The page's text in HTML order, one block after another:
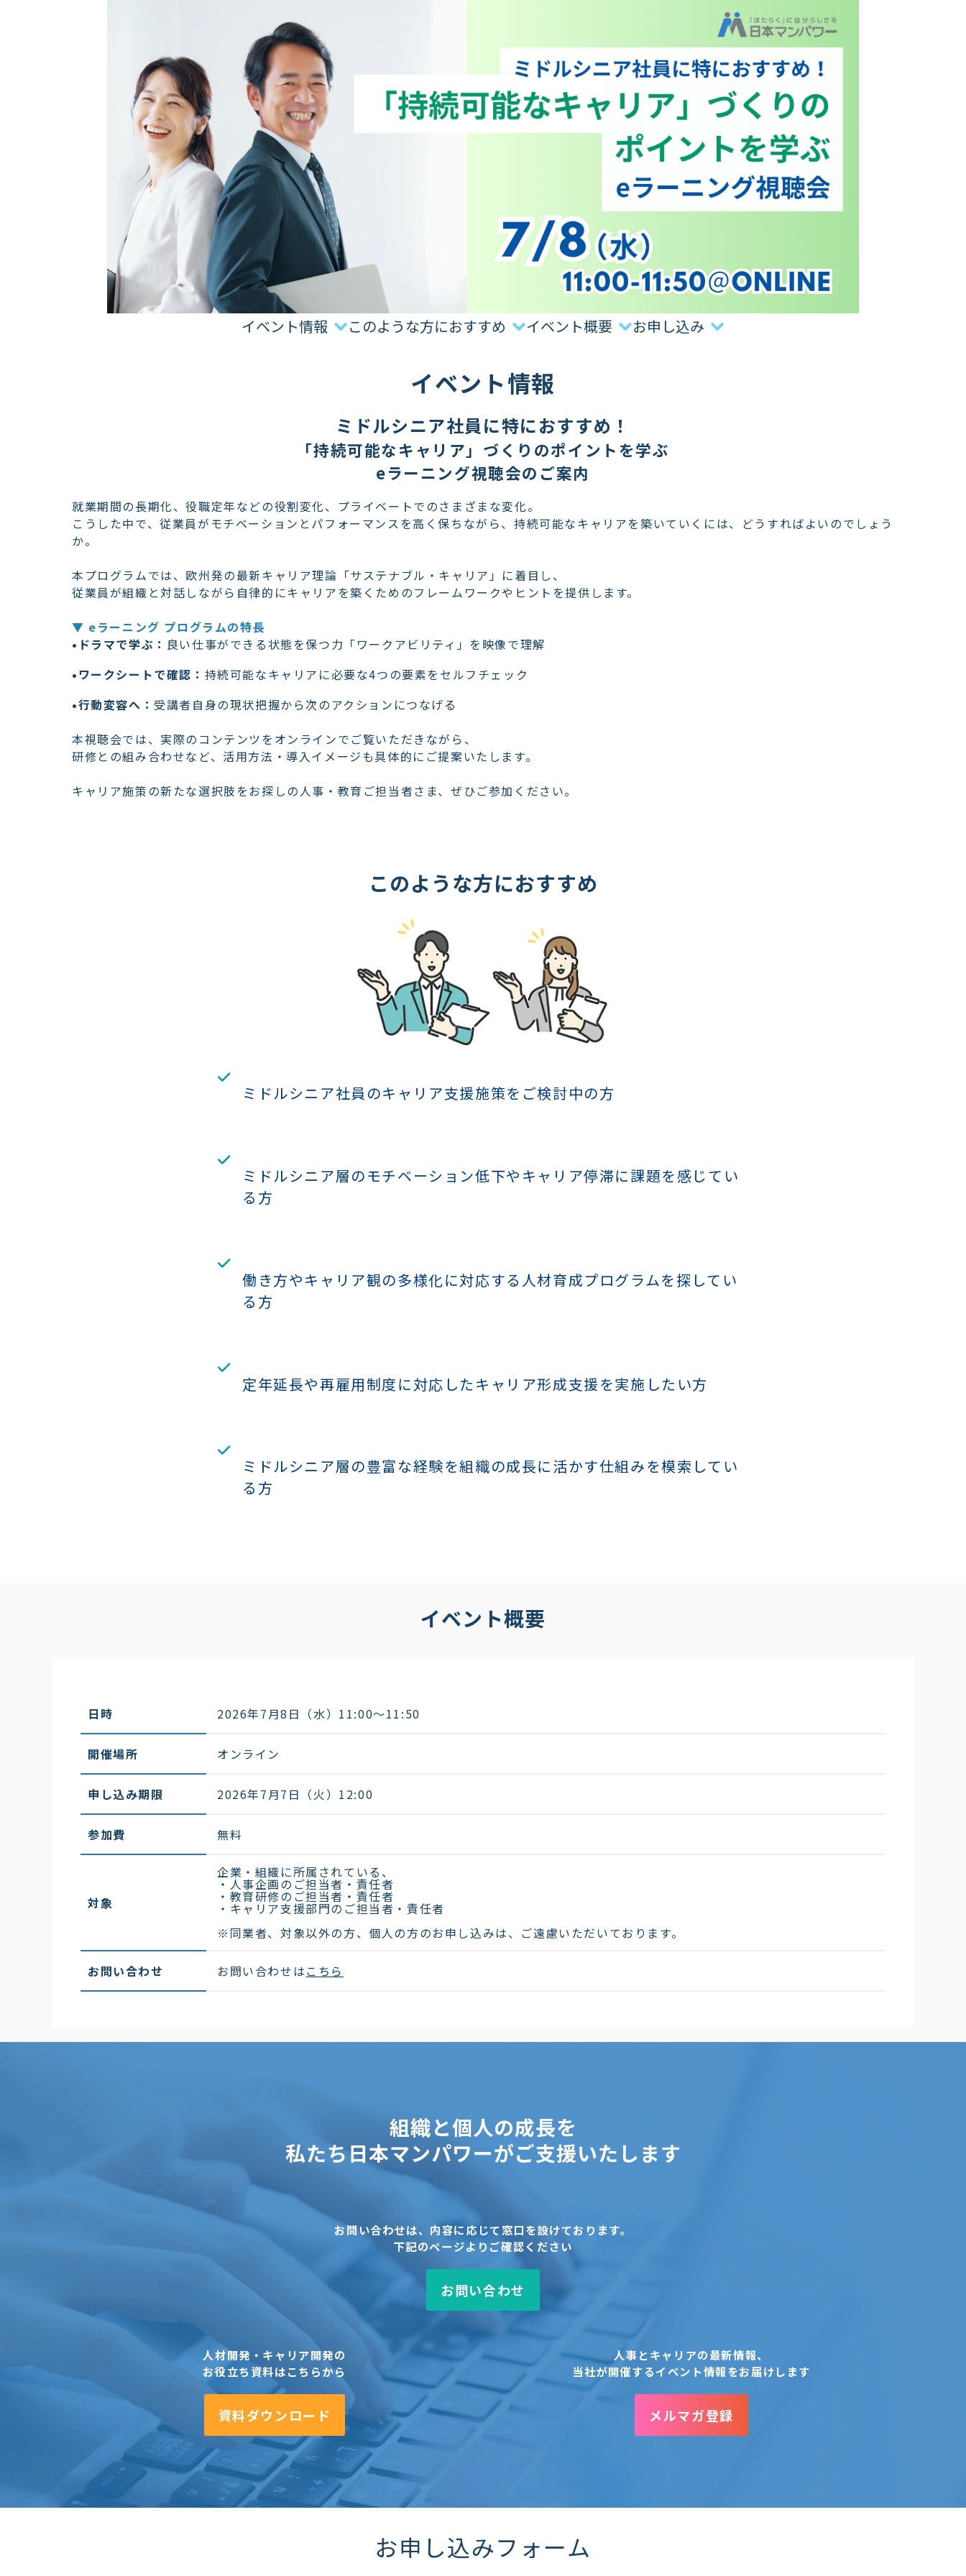
イベント情報 このような方におすすめ イベント概要 お申し込み
イベント情報
ミドルシニア社員に特におすすめ！
「持続可能なキャリア」づくりのポイントを学ぶ
eラーニング視聴会のご案内
就業期間の長期化、役職定年などの役割変化、プライベートでのさまざまな変化。
こうした中で、従業員がモチベーションとパフォーマンスを高く保ちながら、持続可能なキャリアを築いていくには、どうすればよいのでしょう
か。
本プログラムでは、欧州発の最新キャリア理論「サステナブル・キャリア」に着目し、
従業員が組織と対話しながら自律的にキャリアを築くためのフレームワークやヒントを提供します。
▼ eラーニング プログラムの特長
•ドラマで学ぶ： 良い仕事ができる状態を保つ力「ワークアビリティ」を映像で理解
•ワークシートで確認： 持続可能なキャリアに必要な4つの要素をセルフチェック
•行動変容へ： 受講者自身の現状把握から次のアクションにつなげる
本視聴会では、実際のコンテンツをオンラインでご覧いただきながら、
研修との組み合わせなど、活用方法・導入イメージも具体的にご提案いたします。
キャリア施策の新たな選択肢をお探しの人事・教育ご担当者さま、ぜひご参加ください。
このような方におすすめ
ミドルシニア社員のキャリア支援施策をご検討中の方
ミドルシニア層のモチベーション低下やキャリア停滞に課題を感じてい
る方
働き方やキャリア観の多様化に対応する人材育成プログラムを探してい
る方
定年延長や再雇用制度に対応したキャリア形成支援を実施したい方
ミドルシニア層の豊富な経験を組織の成長に活かす仕組みを模索してい
る方
イベント概要
日時 2026年7月8日（水）11:00〜11:50
開催場所 オンライン
申し込み期限 2026年7月7日（火）12:00
参加費 無料
対象
企業・組織に所属されている、
・人事企画のご担当者・責任者
・教育研修のご担当者・責任者
・キャリア支援部門のご担当者・責任者
※同業者、対象以外の方、個人の方のお申し込みは、ご遠慮いただいております。
お問い合わせ お問い合わせはこちら
組織と個人の成長を
私たち日本マンパワーがご支援いたします
お問い合わせは、内容に応じて窓口を設けております。
下記のページよりご確認ください
お問い合わせ
人材開発・キャリア開発の
お役立ち資料はこちらから
資料ダウンロード
人事とキャリアの最新情報、
当社が開催するイベント情報をお届けします
メルマガ登録
お申し込みフォーム